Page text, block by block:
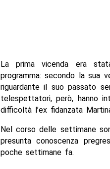
La prima vicenda era
programma: secondo la sua
riguardante il suo passato
telespettatori, però, hanno
difficoltà l’ex fidanzata
Nel corso delle settimane
presunta conoscenza
poche settimane fa.